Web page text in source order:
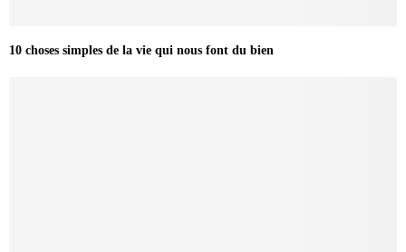
10 choses simples de la vie qui nous font du bien